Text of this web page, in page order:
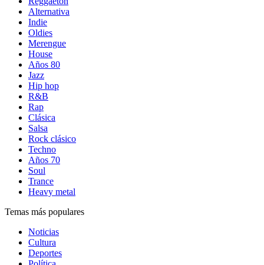
Alternativa
Indie
Oldies
Merengue
House
Años 80
Jazz
Hip hop
R&B
Rap
Clásica
Salsa
Rock clásico
Techno
Años 70
Soul
Trance
Heavy metal
Temas más populares
Noticias
Cultura
Deportes